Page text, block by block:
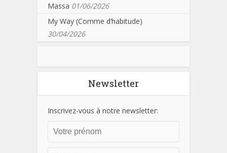
Massa 01/06/2026
My Way (Comme d’habitude)
30/04/2026
Newsletter
Inscrivez-vous à notre newsletter: